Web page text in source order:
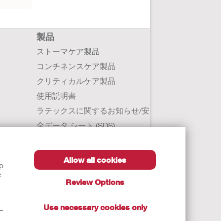
Allow all cookies
Review Options
Use necessary cookies only
製品
ストーマケア製品
コンチネンスケア製品
クリティカルケア製品
使用説明書
ラテックスに関するお知らせ/安
全データ シート (SDS)